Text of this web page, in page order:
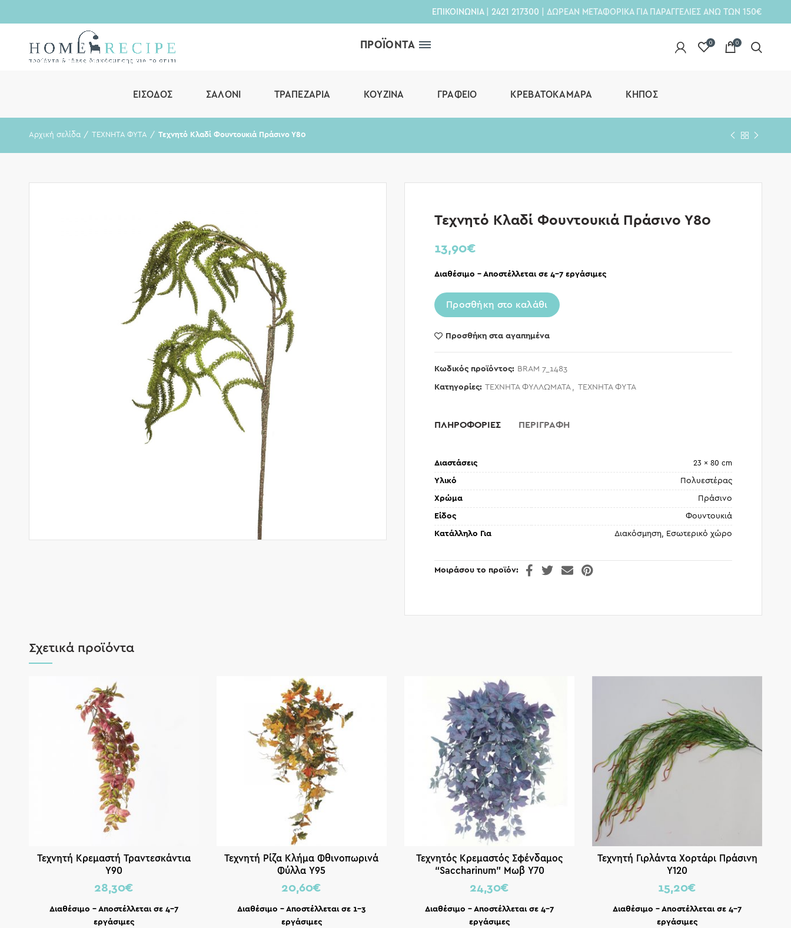
ΕΠΙΚΟΙΝΩΝΙΑ| 2421 217300 | ΔΩΡΕΑΝ ΜΕΤΑΦΟΡΙΚΑ ΓΙΑ ΠΑΡΑΓΓΕΛΙΕΣ ΑΝΩ ΤΩΝ 150€
ΠΡΟΪΟΝΤΑ 0 0
ΕΊΣΟΔΟΣ ΣΑΛΌΝΙ ΤΡΑΠΕΖΑΡΊΑ ΚΟΥΖΊΝΑ ΓΡΑΦΕΊΟ ΚΡΕΒΑΤΟΚΆΜΑΡΑ ΚΉΠΟΣ
Αρχική σελίδα ΤΕΧΝΗΤΑ ΦΥΤΑ Τεχνητό Κλαδί Φουντουκιά Πράσινο Υ80
Τεχνητό Κλαδί Φουντουκιά Πράσινο Υ80
13,90€
Διαθέσιμο – Αποστέλλεται σε 4-7 εργάσιμες
Προσθήκη στο καλάθι
Προσθήκη στα αγαπημένα
Κωδικός προϊόντος: BRAM 7_1483
Κατηγορίες: ΤΕΧΝΗΤΑ ΦΥΛΛΩΜΑΤΑ , ΤΕΧΝΗΤΑ ΦΥΤΑ
ΠΛΗΡΟΦΟΡΙΕΣ ΠΕΡΙΓΡΑΦΉ
Διαστάσεις 23 × 80 cm
Υλικό Πολυεστέρας
Χρώμα Πράσινο
Είδος Φουντουκιά
Κατάλληλο Για Διακόσμηση, Εσωτερικό χώρο
Μοιράσου το προϊόν
Σχετικά προϊόντα
Τεχνητή Κρεμαστή Τραντεσκάντια
Υ90
28,30€
Διαθέσιμο – Αποστέλλεται σε 4-7
εργάσιμες
Τεχνητή Ρίζα Κλήμα Φθινοπωρινά
Φύλλα Υ95
20,60€
Διαθέσιμο – Αποστέλλεται σε 1-3
εργάσιμες
Τεχνητός Κρεμαστός Σφένδαμος
“Saccharinum” Μωβ Υ70
24,30€
Διαθέσιμο – Αποστέλλεται σε 4-7
εργάσιμες
Τεχνητή Γιρλάντα Χορτάρι Πράσινη
Υ120
15,20€
Διαθέσιμο – Αποστέλλεται σε 4-7
εργάσιμες